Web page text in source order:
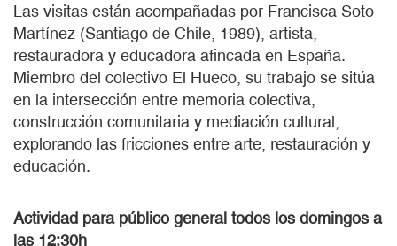
Las visitas están acompañadas por Francisca Soto
Martínez (Santiago de Chile, 1989), artista,
restauradora y educadora afincada en España.
Miembro del colectivo El Hueco, su trabajo se sitúa
en la intersección entre memoria colectiva,
construcción comunitaria y mediación cultural,
explorando las fricciones entre arte, restauración y
educación.
Actividad para público general todos los domingos a
las 12:30h